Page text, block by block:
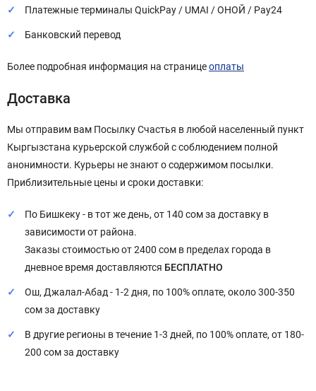
Платежные терминалы QuickPay / UMAI / ОНОЙ / Pay24
Банковский перевод
Более подробная информация на страницеоплаты
Доставка
Мы отправим вам Посылку Счастья в любой населенный пункт
Кыргызстана курьерской службой с соблюдением полной
анонимности. Курьеры не знают о содержимом посылки.
Приблизительные цены и сроки доставки:
По Бишкеку - в тот же день, от 140 сом за доставку в
зависимости от района.
Заказы стоимостью от 2400 сом в пределах города в
дневное время доставляются БЕСПЛАТНО
Ош, Джалал-Абад - 1-2 дня, по 100% оплате, около 300-350
сом за доставку
В другие регионы в течение 1-3 дней, по 100% оплате, от 180-
200 сом за доставку